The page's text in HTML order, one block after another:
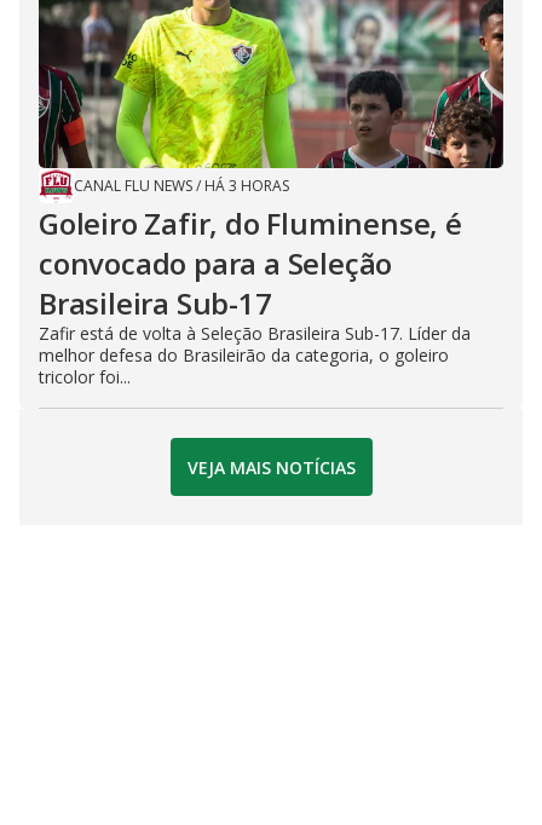
CANAL FLU NEWS/ HÁ 3 HORAS
Goleiro Zafir, do Fluminense, é
convocado para a Seleção
Brasileira Sub-17
Zafir está de volta à Seleção Brasileira Sub-17. Líder da
melhor defesa do Brasileirão da categoria, o goleiro
tricolor foi...
VEJA MAIS NOTÍCIAS